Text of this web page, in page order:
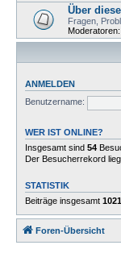
Über
Fragen,
Moderatoren:
ANMELDEN
Benutzername:
WER IST ONLINE?
Insgesamt sind 54
Der Besucherrekord
STATISTIK
Beiträge insgesamt
Foren-Übersicht